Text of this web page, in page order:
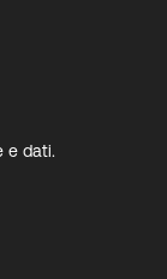
e dati.